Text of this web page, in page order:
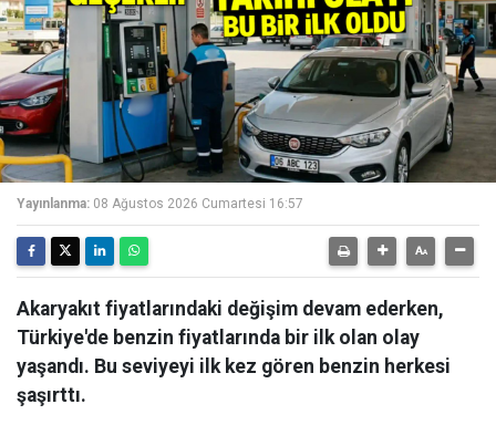
Yayınlanma: 08 Ağustos 2026 Cumartesi 16:57
Akaryakıt fiyatlarındaki değişim devam ederken,
Türkiye'de benzin fiyatlarında bir ilk olan olay
yaşandı. Bu seviyeyi ilk kez gören benzin herkesi
şaşırttı.